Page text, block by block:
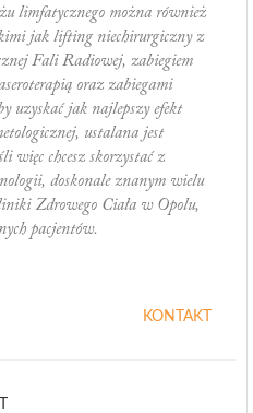
limfatycznego można również
jak lifting niechirurgiczny z
Fali Radiowej, zabiegiem
oraz zabiegami
uzyskać jak najlepszy efekt
ustalana jest
więc chcesz skorzystać z
doskonale znanym wielu
Zdrowego Ciała w Opolu,
pacjentów.
KONTAKT